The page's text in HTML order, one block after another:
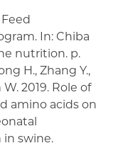
Feed
In: Chiba
nutrition. p.
H., Zhang Y.,
W. 2019. Role of
amino acids on
swine.